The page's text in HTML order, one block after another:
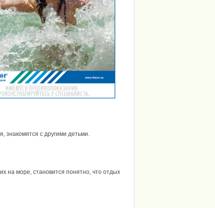
знакомятся с другими детьми.
на море, становится понятно, что отдых